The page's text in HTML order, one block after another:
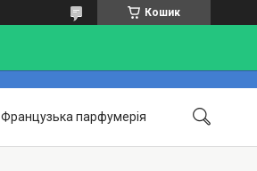
Кошик
Французька парфумерія